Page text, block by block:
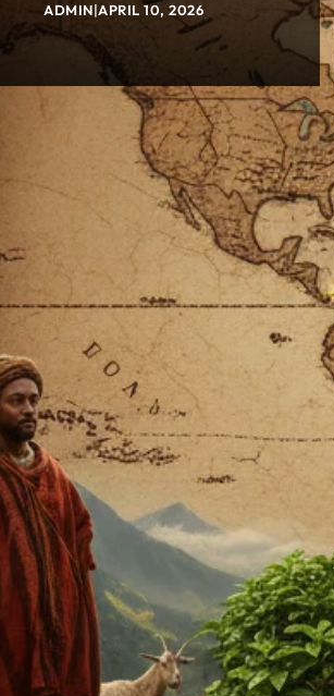
ADMIN|APRIL 10, 2026